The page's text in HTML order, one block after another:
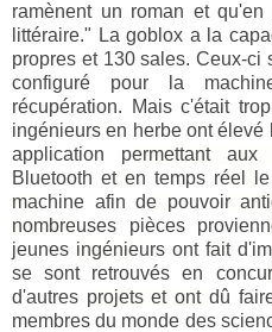
ramènent un roman et
littéraire." Lagoblox a la
propres et 130 sales. Ceux-ci
configuré pour la
récupération. Mais c'était
ingénieursen herbeont élevé
application permettantaux
Bluetooth et en temps réel
machine afin de pouvoir
nombreuses pièces provienn
jeunes ingénieurs ont fait
se sont retrouvés en concu
d'autres projets et ont dû
membres du monde des